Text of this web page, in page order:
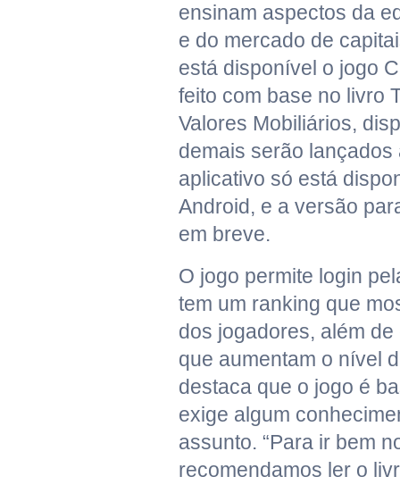
ensinam aspectos da
e do mercado de
está disponível o jogo
feito com base no livro
Valores Mobiliários,
demais serão lançados
aplicativo só está
Android, e a versão
em breve.
O jogo permite login
tem um ranking que
dos jogadores, além
que aumentam o nível
destaca que o jogo é
exige algum
assunto. “Para ir bem
recomendamos ler o